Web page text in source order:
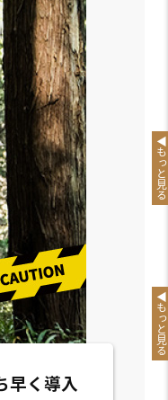
早く導入
もっと見る
もっと見る